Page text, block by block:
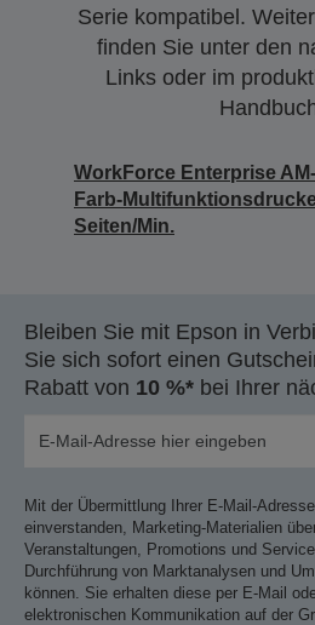
Serie kompatibel.
finden Sie unter den
Links oder im
WorkForce Enterprise
Farb-
Seiten/Min.
Bleiben Sie mit Epson in
Sie sich sofort einen
Rabatt von 10 %* bei Ihrer
Mit der Übermittlung Ihrer E-Mail-
einverstanden, Marketing-Materialien
Veranstaltungen, Promotions und
Durchführung von Marktanalysen und
können. Sie erhalten diese per E-Mail
elektronischen Kommunikation auf der